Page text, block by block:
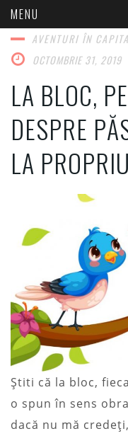
AVENTURI ÎN
OCTOMBRIE 31, 2019
LA BLOC,
DESPRE
LA PROPRIU
Știti că la bloc,
o spun în sens
dacă nu mă